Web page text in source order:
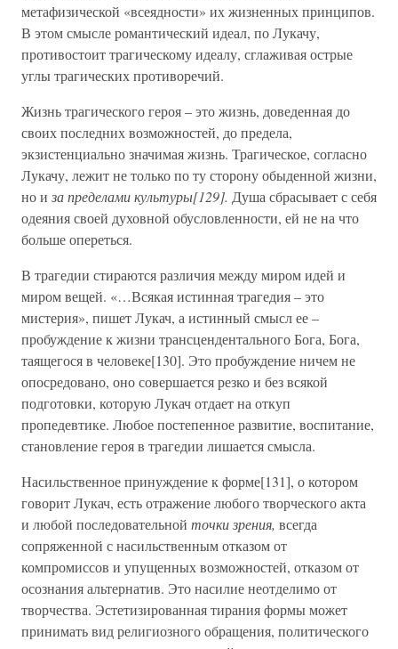
метафизической «всеядности» их жизненных принципов.
В этом смысле романтический идеал, по Лукачу,
противостоит трагическому идеалу, сглаживая острые
углы трагических противоречий.
Жизнь трагического героя – это жизнь, доведенная до
своих последних возможностей, до предела,
экзистенциально значимая жизнь. Трагическое, согласно
Лукачу, лежит не только по ту сторону обыденной жизни,
но и за пределами культуры[129]. Душа сбрасывает с себя
одеяния своей духовной обусловленности, ей не на что
больше опереться.
В трагедии стираются различия между миром идей и
миром вещей. «…Всякая истинная трагедия – это
мистерия», пишет Лукач, а истинный смысл ее –
пробуждение к жизни трансцендентального Бога, Бога,
таящегося в человеке[130]. Это пробуждение ничем не
опосредовано, оно совершается резко и без всякой
подготовки, которую Лукач отдает на откуп
пропедевтике. Любое постепенное развитие, воспитание,
становление героя в трагедии лишается смысла.
Насильственное принуждение к форме[131], о котором
говорит Лукач, есть отражение любого творческого акта
и любой последовательной точки зрения, всегда
сопряженной с насильственным отказом от
компромиссов и упущенных возможностей, отказом от
осознания альтернатив. Это насилие неотделимо от
творчества. Эстетизированная тирания формы может
принимать вид религиозного обращения, политического